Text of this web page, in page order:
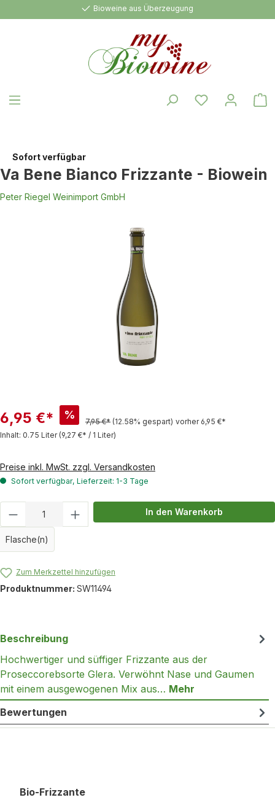
Bioweine aus Überzeugung
Sofort verfügbar
Va Bene Bianco Frizzante - Biowein
Peter Riegel Weinimport GmbH
6,95 €* %
7,95 €* (12.58% gespart) vorher 6,95 €*
Inhalt: 0.75 Liter (9,27 €* / 1 Liter)
Preise inkl. MwSt. zzgl. Versandkosten
Sofort verfügbar, Lieferzeit: 1-3 Tage
Produkt Anzahl: Gib den gewünschten
Flasche(n)
In den Warenkorb
Zum Merkzettel hinzufügen
Produktnummer: SW11494
Beschreibung
Hochwertiger und süffiger Frizzante aus der
Proseccorebsorte Glera. Verwöhnt Nase und Gaumen
mit einem ausgewogenen Mix aus… Mehr
Bewertungen
Produktgalerie überspringen
Bio-Frizzante